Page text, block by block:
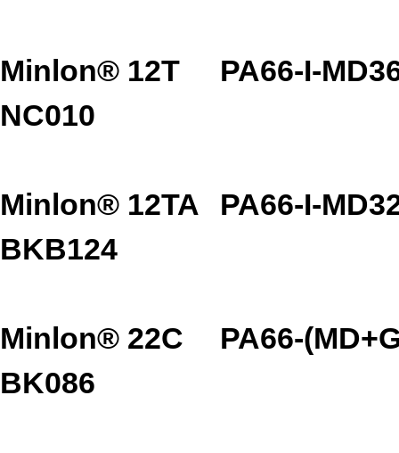
Minlon® 12T
NC010
PA66-I-
Minlon® 12TA
BKB124
PA66-I-
Minlon® 22C
BK086
PA66-